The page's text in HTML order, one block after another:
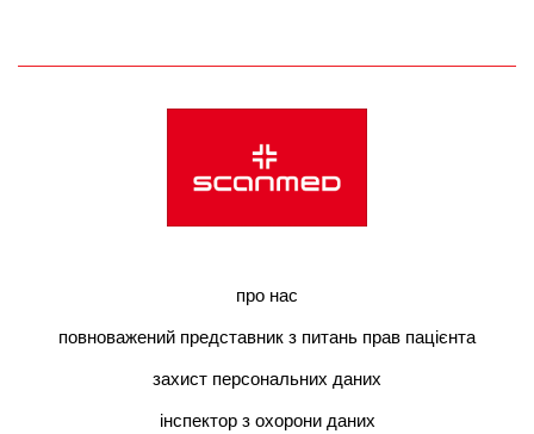
про нас
повноважений представник з питань прав пацієнта
захист персональних даних
інспектор з охорони даних